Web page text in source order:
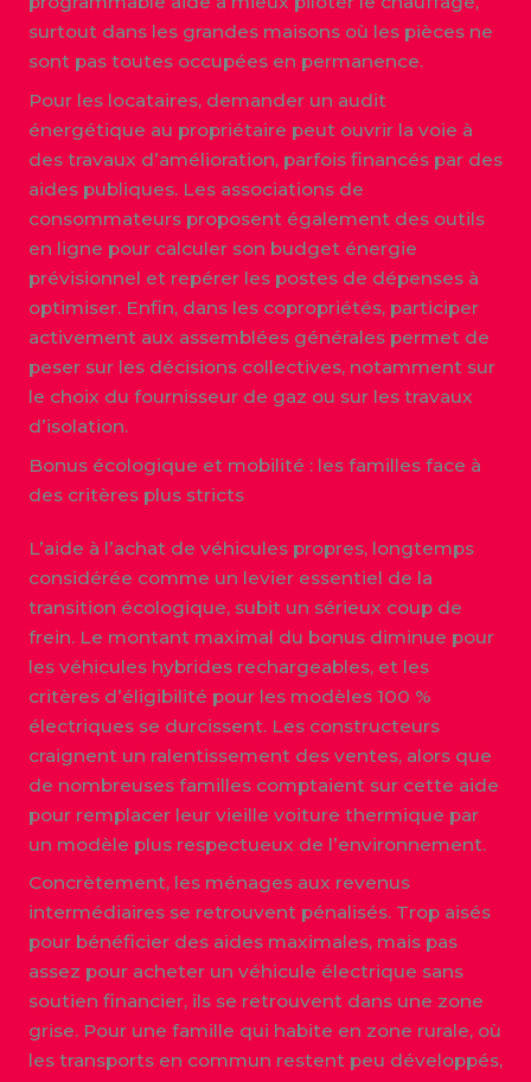
surtout dans les grandes maisons où les pièces ne
sont pas toutes occupées en permanence.
Pour les locataires, demander un audit
énergétique au propriétaire peut ouvrir la voie à
des travaux d’amélioration, parfois financés par des
aides publiques. Les associations de
consommateurs proposent également des outils
en ligne pour calculer son budget énergie
prévisionnel et repérer les postes de dépenses à
optimiser. Enfin, dans les copropriétés, participer
activement aux assemblées générales permet de
peser sur les décisions collectives, notamment sur
le choix du fournisseur de gaz ou sur les travaux
d’isolation.
Bonus écologique et mobilité : les familles face à
des critères plus stricts
L’aide à l’achat de véhicules propres, longtemps
considérée comme un levier essentiel de la
transition écologique, subit un sérieux coup de
frein. Le montant maximal du bonus diminue pour
les véhicules hybrides rechargeables, et les
critères d’éligibilité pour les modèles 100 %
électriques se durcissent. Les constructeurs
craignent un ralentissement des ventes, alors que
de nombreuses familles comptaient sur cette aide
pour remplacer leur vieille voiture thermique par
un modèle plus respectueux de l’environnement.
Concrètement, les ménages aux revenus
intermédiaires se retrouvent pénalisés. Trop aisés
pour bénéficier des aides maximales, mais pas
assez pour acheter un véhicule électrique sans
soutien financier, ils se retrouvent dans une zone
grise. Pour une famille qui habite en zone rurale, où
les transports en commun restent peu développés,